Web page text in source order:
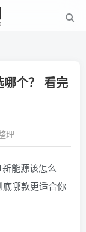
个？ 看完
理
能源该怎么
哪款更适合你